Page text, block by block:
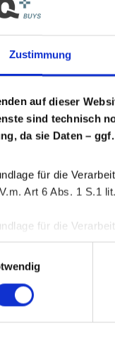
Zustimmung
auf dieser
sind technisch
da sie Daten –
für die
Art 6 Abs. 1 S.1
für die
i. V. m. Art. 6